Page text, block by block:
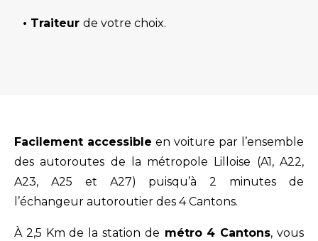
• Traiteur de votre choix.
Facilement accessible en voiture par l’ensemble
des autoroutes de la métropole Lilloise (A1, A22,
A23, A25 et A27) puisqu’à 2 minutes de
l’échangeur autoroutier des 4 Cantons.
À 2,5 Km de la station de métro 4 Cantons, vous